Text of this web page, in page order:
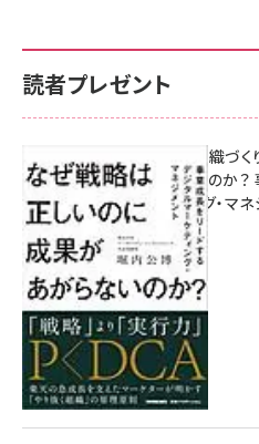
読者プレゼント
成果を生む組織づ
があがらないのか？
マーケティング・マ
10:00